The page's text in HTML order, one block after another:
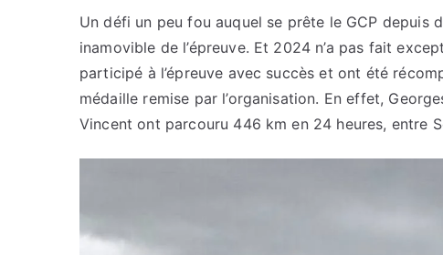
Un défi un peu fou auquel se prête le GCP depuis
inamovible de l’épreuve. Et 2024 n’a pas fait
participé à l’épreuve avec succès et ont été
médaille remise par l’organisation. En effet,
Vincent ont parcouru 446 km en 24 heures, entre